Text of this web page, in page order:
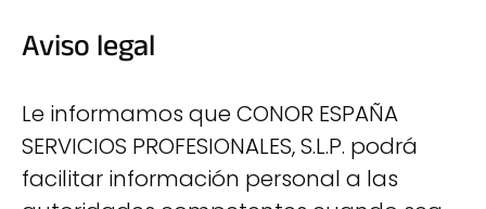
Aviso legal
Le informamos que CONOR ESPAÑA
SERVICIOS PROFESIONALES, S.L.P. podrá
facilitar información personal a las